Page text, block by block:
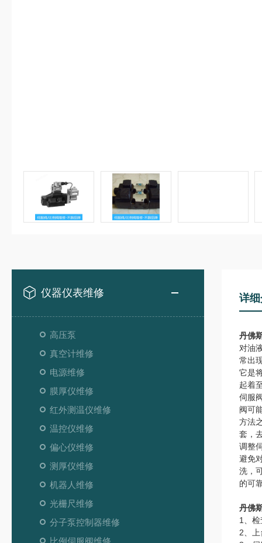
仪器仪表维修
高压泵
真空计维修
电源维修
膜厚仪维修
红外测温仪维修
温控仪维修
偏心仪维修
测厚仪维修
机器人维修
光栅尺维修
分子泵控制器维修
比例伺服阀维修
详
丹佛
对油
常出
它是
起着
伺服
阀可
方法
套，
调整
避免
洗，
的可
丹佛
1、
2、